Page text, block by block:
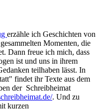
erzähle ich Geschichten von
Momenten, die
Dann freue ich mich, dass
ist und uns in ihrem
teilhaben lässt. In
findet ihr Texte aus dem
der Schreibheimat
. Und zu
kurzen